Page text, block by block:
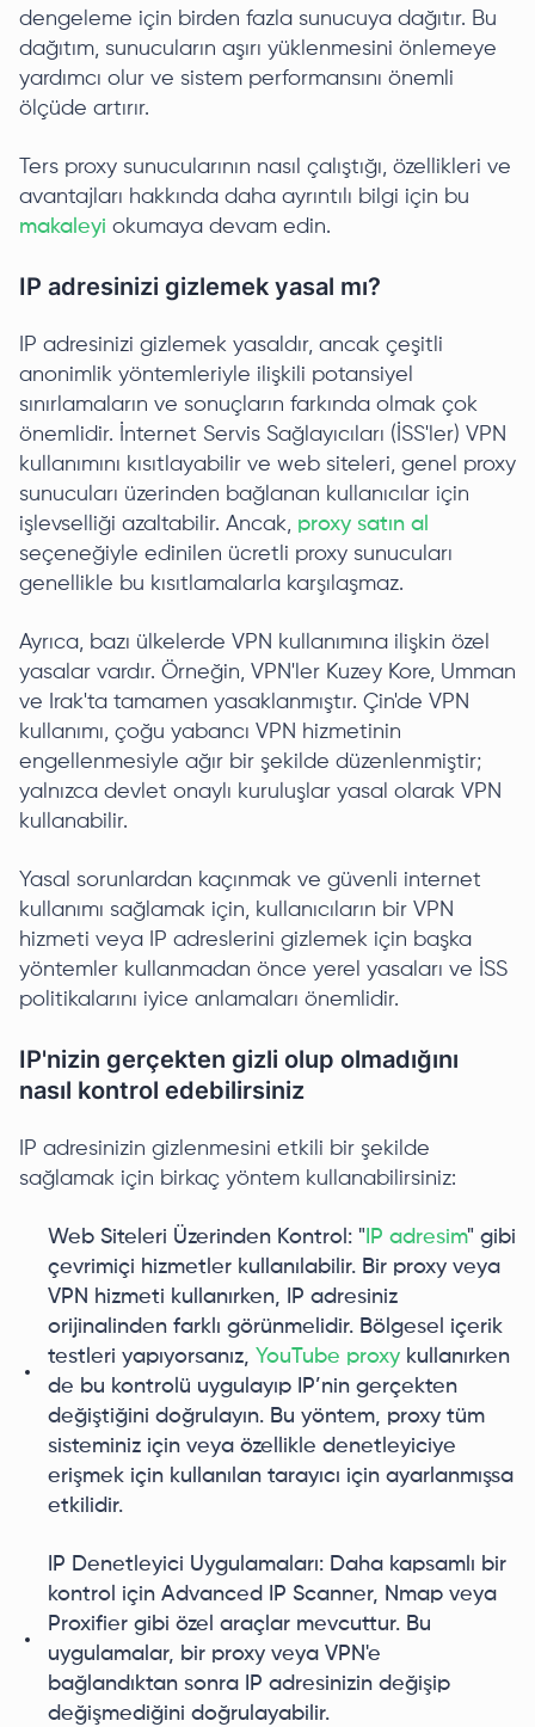
dengeleme için birden fazla sunucuya dağıtır. Bu
dağıtım, sunucuların aşırı yüklenmesini önlemeye
yardımcı olur ve sistem performansını önemli
ölçüde artırır.
Ters proxy sunucularının nasıl çalıştığı, özellikleri ve
avantajları hakkında daha ayrıntılı bilgi için bu
makaleyi okumaya devam edin.
IP adresinizi gizlemek yasal mı?
IP adresinizi gizlemek yasaldır, ancak çeşitli
anonimlik yöntemleriyle ilişkili potansiyel
sınırlamaların ve sonuçların farkında olmak çok
önemlidir. İnternet Servis Sağlayıcıları (İSS'ler) VPN
kullanımını kısıtlayabilir ve web siteleri, genel proxy
sunucuları üzerinden bağlanan kullanıcılar için
işlevselliği azaltabilir. Ancak, proxy satın al
seçeneğiyle edinilen ücretli proxy sunucuları
genellikle bu kısıtlamalarla karşılaşmaz.
Ayrıca, bazı ülkelerde VPN kullanımına ilişkin özel
yasalar vardır. Örneğin, VPN'ler Kuzey Kore, Umman
ve Irak'ta tamamen yasaklanmıştır. Çin'de VPN
kullanımı, çoğu yabancı VPN hizmetinin
engellenmesiyle ağır bir şekilde düzenlenmiştir;
yalnızca devlet onaylı kuruluşlar yasal olarak VPN
kullanabilir.
Yasal sorunlardan kaçınmak ve güvenli internet
kullanımı sağlamak için, kullanıcıların bir VPN
hizmeti veya IP adreslerini gizlemek için başka
yöntemler kullanmadan önce yerel yasaları ve İSS
politikalarını iyice anlamaları önemlidir.
IP'nizin gerçekten gizli olup olmadığını
nasıl kontrol edebilirsiniz
IP adresinizin gizlenmesini etkili bir şekilde
sağlamak için birkaç yöntem kullanabilirsiniz:
Web Siteleri Üzerinden Kontrol: " IP adresim" gibi
çevrimiçi hizmetler kullanılabilir. Bir proxy veya
VPN hizmeti kullanırken, IP adresiniz
orijinalinden farklı görünmelidir. Bölgesel içerik
testleri yapıyorsanız, YouTube proxy kullanırken
de bu kontrolü uygulayıp IP’nin gerçekten
değiştiğini doğrulayın. Bu yöntem, proxy tüm
sisteminiz için veya özellikle denetleyiciye
erişmek için kullanılan tarayıcı için ayarlanmışsa
etkilidir.
IP Denetleyici Uygulamaları: Daha kapsamlı bir
kontrol için Advanced IP Scanner, Nmap veya
Proxifier gibi özel araçlar mevcuttur. Bu
uygulamalar, bir proxy veya VPN'e
bağlandıktan sonra IP adresinizin değişip
değişmediğini doğrulayabilir.